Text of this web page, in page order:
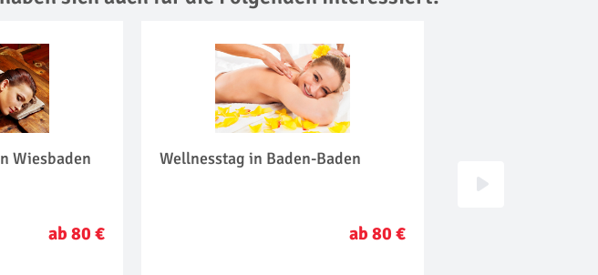
Wiesbaden
ab 80 €
Wellnesstag in Baden-Baden
ab 80 €